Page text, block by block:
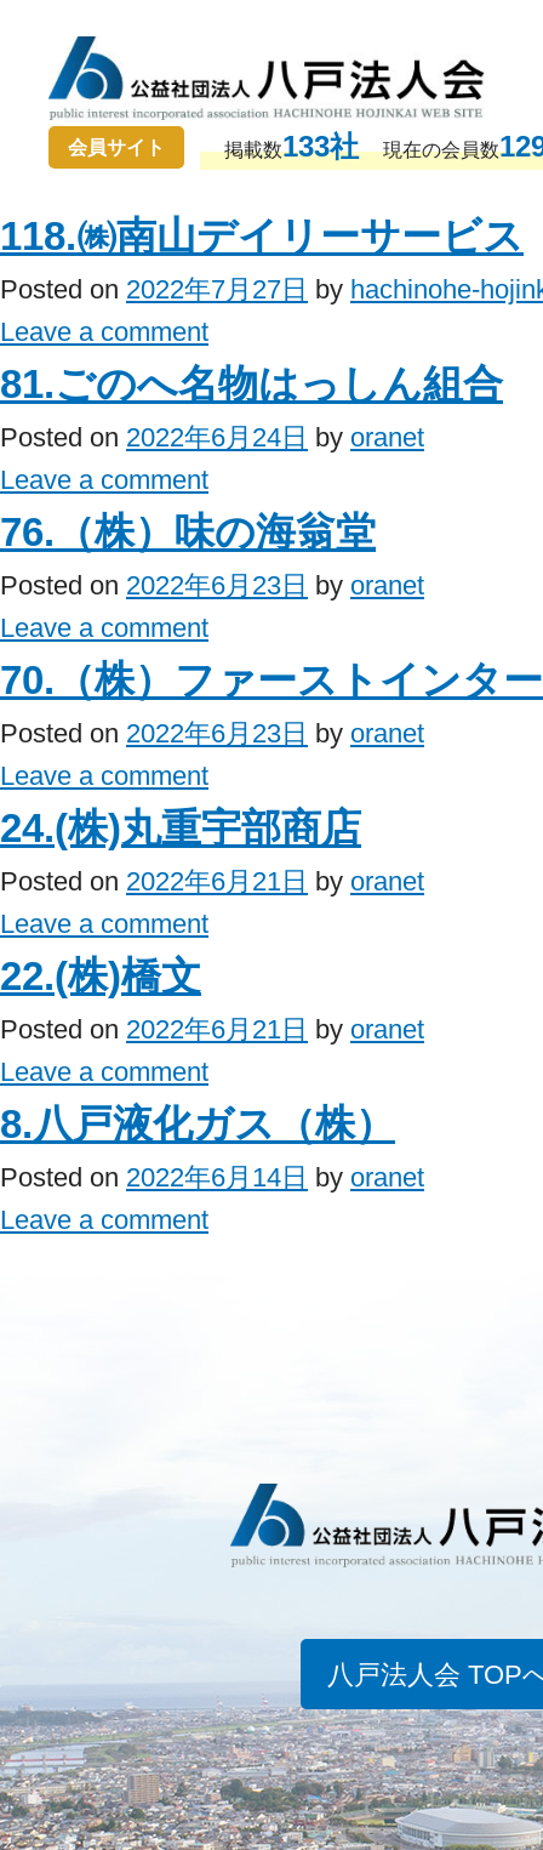
会員サイト 掲載数133社 現在の会員数
118.㈱南山デイリーサービス
Posted on 2022年7月27日 by hachinohe-
Leave a comment
81.ごのへ名物はっしん組合
Posted on 2022年6月24日 by oranet
Leave a comment
76.（株）味の海翁堂
Posted on 2022年6月23日 by oranet
Leave a comment
70.（株）ファーストインタ
Posted on 2022年6月23日 by oranet
Leave a comment
24.(株)丸重宇部商店
Posted on 2022年6月21日 by oranet
Leave a comment
22.(株)橋文
Posted on 2022年6月21日 by oranet
Leave a comment
8.八戸液化ガス（株）
Posted on 2022年6月14日 by oranet
Leave a comment
八戸法人会 TOP